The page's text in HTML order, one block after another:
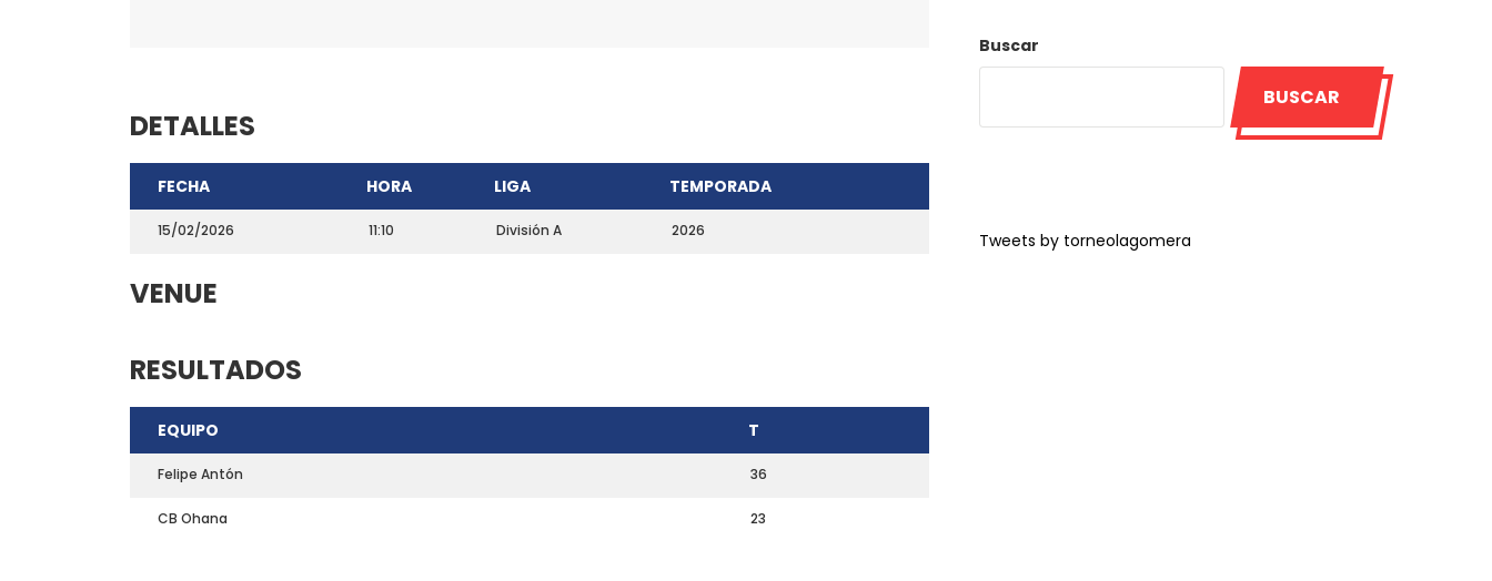
DETALLES
FECHA HORA LIGA TEMPORADA
15/02/2026 11:10 División A 2026
VENUE
RESULTADOS
EQUIPO T
Felipe Antón 36
CB Ohana 23
Buscar
BUSCAR
Tweets by torneolagomera
Teléfono: 661703772
Email:direccion@marchadeportiva.com
San Sebastián de La Gomera